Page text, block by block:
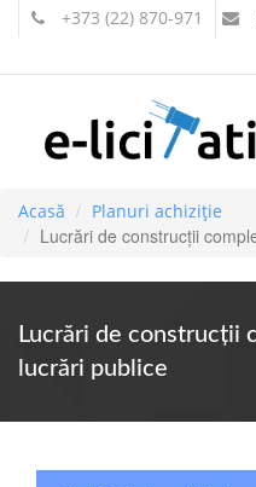
+373 (22) 870-971
Acasă Planuri achiziție
Lucrări de construcţii
Lucrări de construcţii
lucrări publice